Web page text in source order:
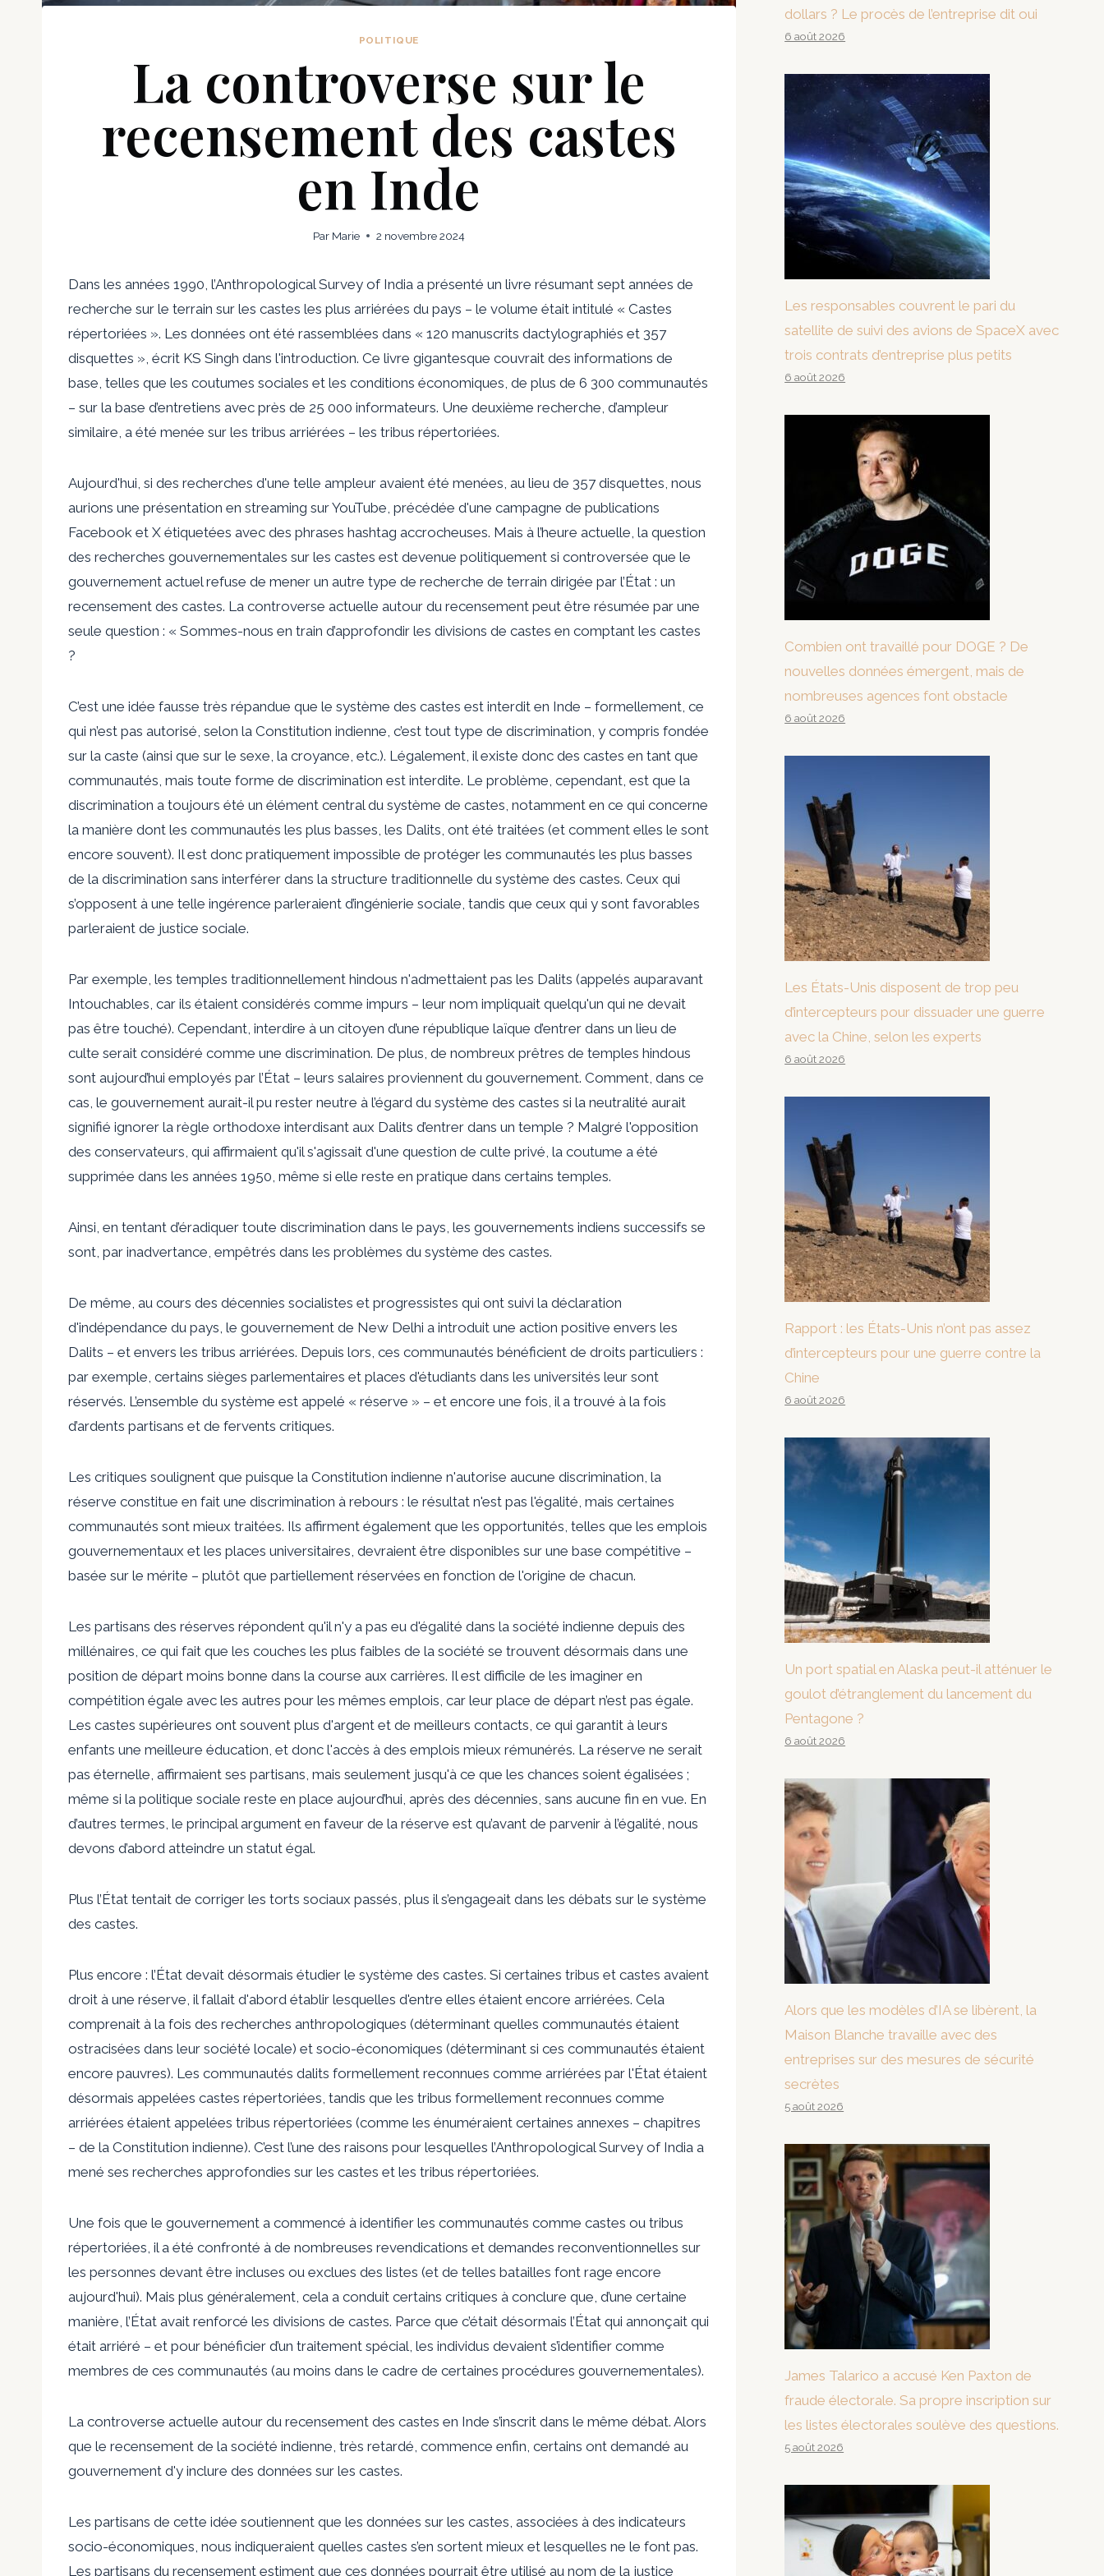
POLITIQUE
La controverse sur le
recensement des castes
en Inde
Par Marie 2 novembre 2024
Dans les années 1990, l’Anthropological Survey of India a présenté un livre résumant sept années de
recherche sur le terrain sur les castes les plus arriérées du pays – le volume était intitulé « Castes
répertoriées ». Les données ont été rassemblées dans « 120 manuscrits dactylographiés et 357
disquettes », écrit KS Singh dans l'introduction. Ce livre gigantesque couvrait des informations de
base, telles que les coutumes sociales et les conditions économiques, de plus de 6 300 communautés
– sur la base d’entretiens avec près de 25 000 informateurs. Une deuxième recherche, d’ampleur
similaire, a été menée sur les tribus arriérées – les tribus répertoriées.
Aujourd'hui, si des recherches d'une telle ampleur avaient été menées, au lieu de 357 disquettes, nous
aurions une présentation en streaming sur YouTube, précédée d'une campagne de publications
Facebook et X étiquetées avec des phrases hashtag accrocheuses. Mais à l’heure actuelle, la question
des recherches gouvernementales sur les castes est devenue politiquement si controversée que le
gouvernement actuel refuse de mener un autre type de recherche de terrain dirigée par l’État : un
recensement des castes. La controverse actuelle autour du recensement peut être résumée par une
seule question : « Sommes-nous en train d’approfondir les divisions de castes en comptant les castes
?
C’est une idée fausse très répandue que le système des castes est interdit en Inde – formellement, ce
qui n’est pas autorisé, selon la Constitution indienne, c’est tout type de discrimination, y compris fondée
sur la caste (ainsi que sur le sexe, la croyance, etc.). Légalement, il existe donc des castes en tant que
communautés, mais toute forme de discrimination est interdite. Le problème, cependant, est que la
discrimination a toujours été un élément central du système de castes, notamment en ce qui concerne
la manière dont les communautés les plus basses, les Dalits, ont été traitées (et comment elles le sont
encore souvent). Il est donc pratiquement impossible de protéger les communautés les plus basses
de la discrimination sans interférer dans la structure traditionnelle du système des castes. Ceux qui
s’opposent à une telle ingérence parleraient d’ingénierie sociale, tandis que ceux qui y sont favorables
parleraient de justice sociale.
Par exemple, les temples traditionnellement hindous n'admettaient pas les Dalits (appelés auparavant
Intouchables, car ils étaient considérés comme impurs – leur nom impliquait quelqu'un qui ne devait
pas être touché). Cependant, interdire à un citoyen d’une république laïque d’entrer dans un lieu de
culte serait considéré comme une discrimination. De plus, de nombreux prêtres de temples hindous
sont aujourd’hui employés par l’État – leurs salaires proviennent du gouvernement. Comment, dans ce
cas, le gouvernement aurait-il pu rester neutre à l’égard du système des castes si la neutralité aurait
signifié ignorer la règle orthodoxe interdisant aux Dalits d’entrer dans un temple ? Malgré l'opposition
des conservateurs, qui affirmaient qu'il s'agissait d'une question de culte privé, la coutume a été
supprimée dans les années 1950, même si elle reste en pratique dans certains temples.
Ainsi, en tentant d’éradiquer toute discrimination dans le pays, les gouvernements indiens successifs se
sont, par inadvertance, empêtrés dans les problèmes du système des castes.
De même, au cours des décennies socialistes et progressistes qui ont suivi la déclaration
d'indépendance du pays, le gouvernement de New Delhi a introduit une action positive envers les
Dalits – et envers les tribus arriérées. Depuis lors, ces communautés bénéficient de droits particuliers :
par exemple, certains sièges parlementaires et places d'étudiants dans les universités leur sont
réservés. L’ensemble du système est appelé « réserve » – et encore une fois, il a trouvé à la fois
d’ardents partisans et de fervents critiques.
Les critiques soulignent que puisque la Constitution indienne n'autorise aucune discrimination, la
réserve constitue en fait une discrimination à rebours : le résultat n'est pas l'égalité, mais certaines
communautés sont mieux traitées. Ils affirment également que les opportunités, telles que les emplois
gouvernementaux et les places universitaires, devraient être disponibles sur une base compétitive –
basée sur le mérite – plutôt que partiellement réservées en fonction de l'origine de chacun.
Les partisans des réserves répondent qu'il n'y a pas eu d'égalité dans la société indienne depuis des
millénaires, ce qui fait que les couches les plus faibles de la société se trouvent désormais dans une
position de départ moins bonne dans la course aux carrières. Il est difficile de les imaginer en
compétition égale avec les autres pour les mêmes emplois, car leur place de départ n’est pas égale.
Les castes supérieures ont souvent plus d'argent et de meilleurs contacts, ce qui garantit à leurs
enfants une meilleure éducation, et donc l'accès à des emplois mieux rémunérés. La réserve ne serait
pas éternelle, affirmaient ses partisans, mais seulement jusqu'à ce que les chances soient égalisées ;
même si la politique sociale reste en place aujourd’hui, après des décennies, sans aucune fin en vue. En
d’autres termes, le principal argument en faveur de la réserve est qu’avant de parvenir à l’égalité, nous
devons d’abord atteindre un statut égal.
Plus l’État tentait de corriger les torts sociaux passés, plus il s’engageait dans les débats sur le système
des castes.
Plus encore : l’État devait désormais étudier le système des castes. Si certaines tribus et castes avaient
droit à une réserve, il fallait d'abord établir lesquelles d'entre elles étaient encore arriérées. Cela
comprenait à la fois des recherches anthropologiques (déterminant quelles communautés étaient
ostracisées dans leur société locale) et socio-économiques (déterminant si ces communautés étaient
encore pauvres). Les communautés dalits formellement reconnues comme arriérées par l'État étaient
désormais appelées castes répertoriées, tandis que les tribus formellement reconnues comme
arriérées étaient appelées tribus répertoriées (comme les énuméraient certaines annexes – chapitres
– de la Constitution indienne). C’est l’une des raisons pour lesquelles l’Anthropological Survey of India a
mené ses recherches approfondies sur les castes et les tribus répertoriées.
Une fois que le gouvernement a commencé à identifier les communautés comme castes ou tribus
répertoriées, il a été confronté à de nombreuses revendications et demandes reconventionnelles sur
les personnes devant être incluses ou exclues des listes (et de telles batailles font rage encore
aujourd'hui). Mais plus généralement, cela a conduit certains critiques à conclure que, d’une certaine
manière, l’État avait renforcé les divisions de castes. Parce que c’était désormais l’État qui annonçait qui
était arriéré – et pour bénéficier d’un traitement spécial, les individus devaient s’identifier comme
membres de ces communautés (au moins dans le cadre de certaines procédures gouvernementales).
La controverse actuelle autour du recensement des castes en Inde s’inscrit dans le même débat. Alors
que le recensement de la société indienne, très retardé, commence enfin, certains ont demandé au
gouvernement d'y inclure des données sur les castes.
Les partisans de cette idée soutiennent que les données sur les castes, associées à des indicateurs
socio-économiques, nous indiqueraient quelles castes s’en sortent mieux et lesquelles ne le font pas.
Les partisans du recensement estiment que ces données pourrait être utilisé au nom de la justice
dollars ? Le procès de l’entreprise dit oui
6 août 2026
Les responsables couvrent le pari du
satellite de suivi des avions de SpaceX avec
trois contrats d’entreprise plus petits
6 août 2026
Combien ont travaillé pour DOGE ? De
nouvelles données émergent, mais de
nombreuses agences font obstacle
6 août 2026
Les États-Unis disposent de trop peu
d’intercepteurs pour dissuader une guerre
avec la Chine, selon les experts
6 août 2026
Rapport : les États-Unis n’ont pas assez
d’intercepteurs pour une guerre contre la
Chine
6 août 2026
Un port spatial en Alaska peut-il atténuer le
goulot d’étranglement du lancement du
Pentagone ?
6 août 2026
Alors que les modèles d’IA se libèrent, la
Maison Blanche travaille avec des
entreprises sur des mesures de sécurité
secrètes
5 août 2026
James Talarico a accusé Ken Paxton de
fraude électorale. Sa propre inscription sur
les listes électorales soulève des questions.
5 août 2026